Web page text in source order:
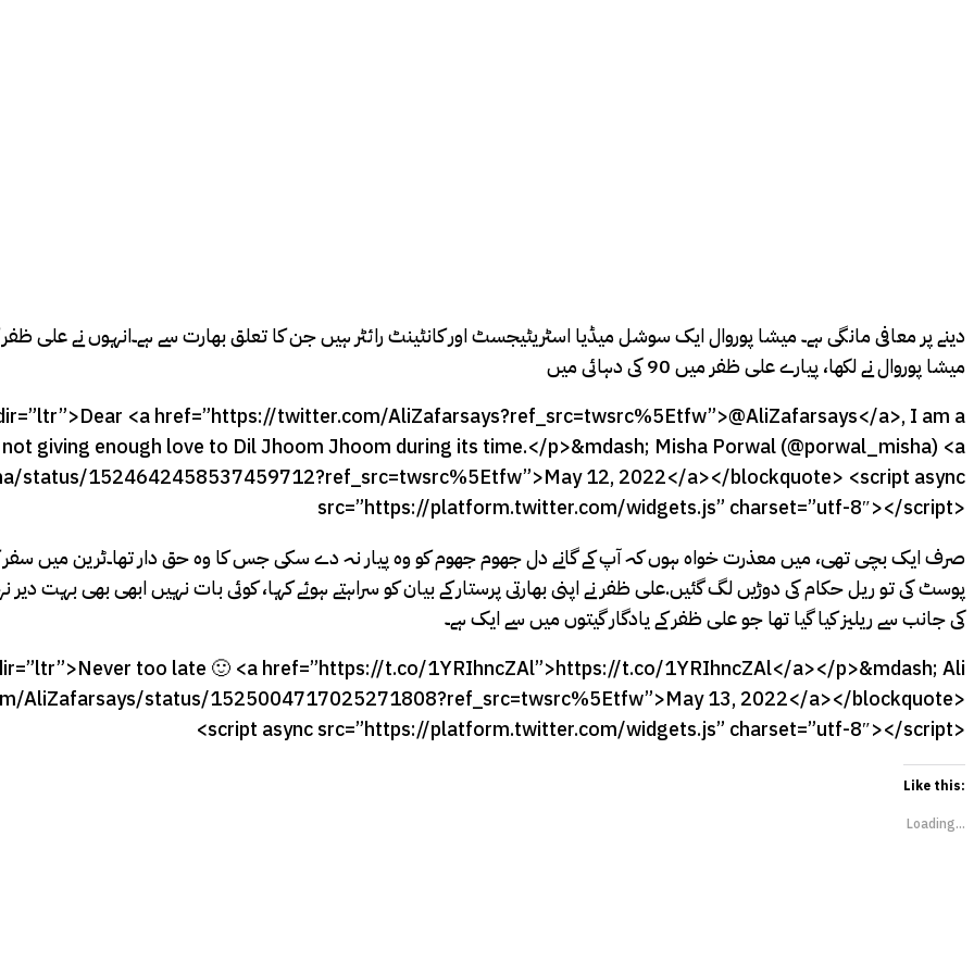
دینے پر معافی مانگی ہے۔ میشا پوروال ایک سوشل میڈیا اسٹریٹیجسٹ اور کانٹینٹ رائٹر ہیں جن کا تعلق بھارت سے ہے۔انہوں نے علی
میشا پوروال نے لکھا، پیارے علی ظفر میں 90 کی دہائی میں
<a href=”https://twitter.com/AliZafarsays?ref_src=twsrc%5Etfw”>@AliZafarsays</a>, I am a
giving enough love to Dil Jhoom Jhoom during its time.</p>&mdash; Misha Porwal (@porwal_misha) <a
status/1524642458537459712?ref_src=twsrc%5Etfw”>May 12, 2022</a></blockquote> <script async
src=”https://platform.twitter.com/widgets.js” charset=”utf-8″></script>
صرف ایک بچی تھی، میں معذرت خواہ ہوں کہ آپ کے گانے دل جھوم جھوم کو وہ پیار نہ دے سکی جس کا وہ حق دار تھا۔ٹرین میں سفر
کی جانب سے ریلیز کیا گیا تھا جو علی ظفر کے یادگار گیتوں میں سے ایک ہے۔
too late 🙂 <a href=”https://t.co/1YRIhncZAl”>https://t.co/1YRIhncZAl</a></p>&mdash; Ali
AliZafarsays/status/1525004717025271808?ref_src=twsrc%5Etfw”>May 13, 2022</a></blockquote>
<script async src=”https://platform.twitter.com/widgets.js” charset=”utf-8″></script>
Like this:
Loading...